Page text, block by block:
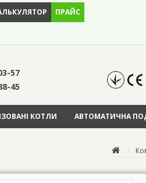
ПРАЙС
57
45
КОТЛИ АВТОМАТИЧНА